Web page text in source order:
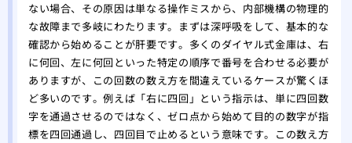
は
説
針
ト
当か
ど
専
ない場合、その原因は単なる操作ミスから、内部機構の物理的
な故障まで多岐にわたります。まずは深呼吸をして、基本的な
確認から始めることが肝要です。多くのダイヤル式金庫は、右
に何回、左に何回といった特定の順序で番号を合わせる必要が
ありますが、この回数の数え方を間違えているケースが驚くほ
ど多いのです。例えば「右に四回」という指示は、単に四回数
字を通過させるのではなく、ゼロ点から始めて目的の数字が指
標を四回通過し、四回目で止めるという意味です。この数え方